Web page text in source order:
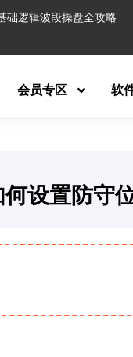
础逻辑波段操盘全攻略
会员专区 软
设置防守